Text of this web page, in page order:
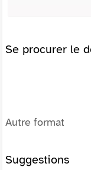
Se procurer le
Autre format
Suggestions